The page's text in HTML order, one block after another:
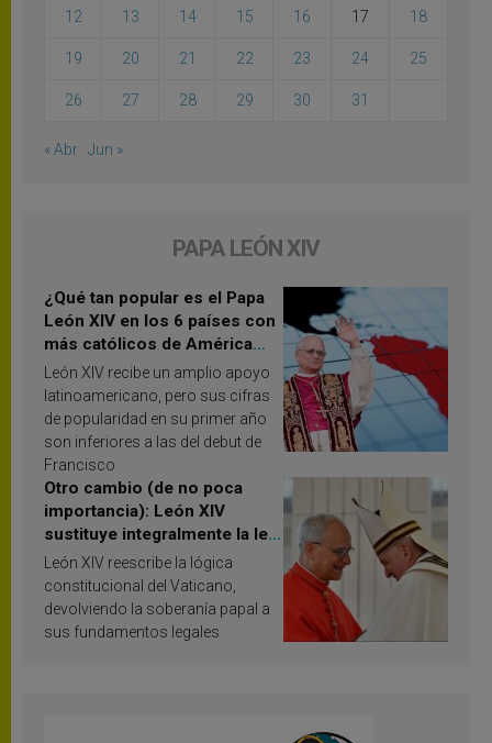
12 13 14 15 16 17 18
19 20 21 22 23 24 25
26 27 28 29 30 31
« Abr Jun »
PAPA LEÓN XIV
¿Qué tan popular es el Papa
León XIV en los 6 países con
más católicos de América
Latina en 2026? Publican
resultados de investigación
León XIV recibe un amplio apoyo
latinoamericano, pero sus cifras
de popularidad en su primer año
son inferiores a las del debut de
Francisco
Otro cambio (de no poca
importancia): León XIV
sustituye integralmente la ley
vaticana de Papa Francisco
León XIV reescribe la lógica
constitucional del Vaticano,
devolviendo la soberanía papal a
sus fundamentos legales